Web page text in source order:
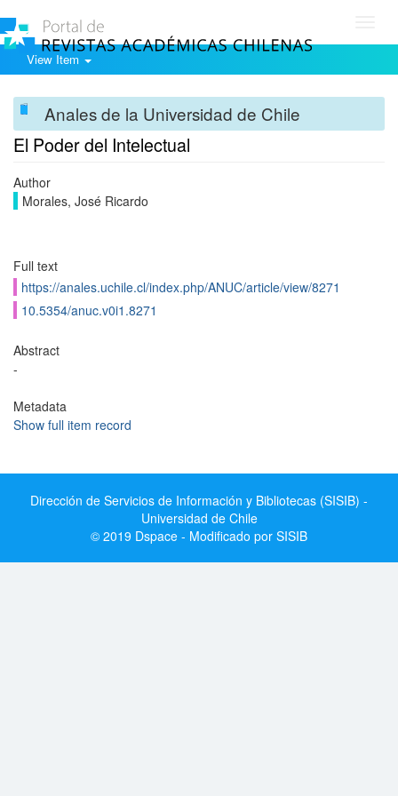
View Item
Anales de la Universidad de Chile
El Poder del Intelectual
Author
Morales, José Ricardo
Full text
https://anales.uchile.cl/index.php/ANUC/article/view/8271
10.5354/anuc.v0i1.8271
Abstract
-
Metadata
Show full item record
Dirección de Servicios de Información y Bibliotecas (SISIB) -
Universidad de Chile
© 2019 Dspace - Modificado por SISIB